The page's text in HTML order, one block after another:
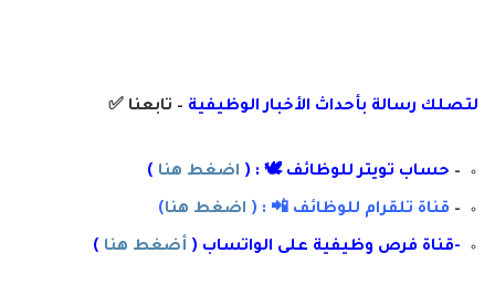
لتصلك رسالة بأحداث الأخبار الوظيفية – تابعنا ✅
– حساب تويتر للوظائف 🕊 : ( اضغط هنا )
– قناة تلقرام للوظائف 📲 : ( اضغط هنا)
-قناة فرص وظيفية على الواتساب ( أضغط هنا )